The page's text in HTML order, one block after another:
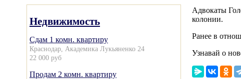
Недвижимость
Сдам 1 комн. квартиру
Краснодар, Академика Лукьяненко 24
22 000 руб
Продам 2 комн. квартиру
Адвокаты
колонии.
Ранее в
Узнавай о